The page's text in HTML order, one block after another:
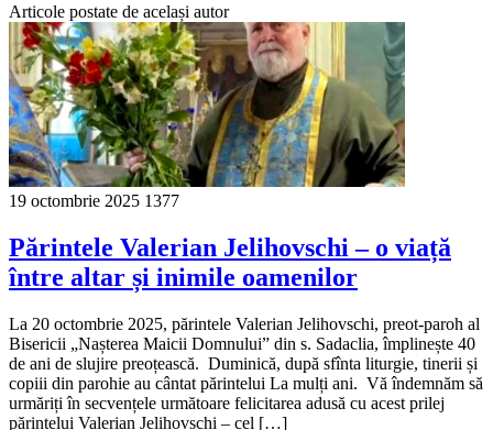
Articole postate de același autor
19 octombrie 2025 1377
Părintele Valerian Jelihovschi – o viață
între altar și inimile oamenilor
La 20 octombrie 2025, părintele Valerian Jelihovschi, preot-paroh al
Bisericii „Nașterea Maicii Domnului” din s. Sadaclia, împlinește 40
de ani de slujire preoțească. Duminică, după sfînta liturgie, tinerii și
copiii din parohie au cântat părintelui La mulți ani. Vă îndemnăm să
urmăriți în secvențele următoare felicitarea adusă cu acest prilej
părintelui Valerian Jelihovschi – cel […]